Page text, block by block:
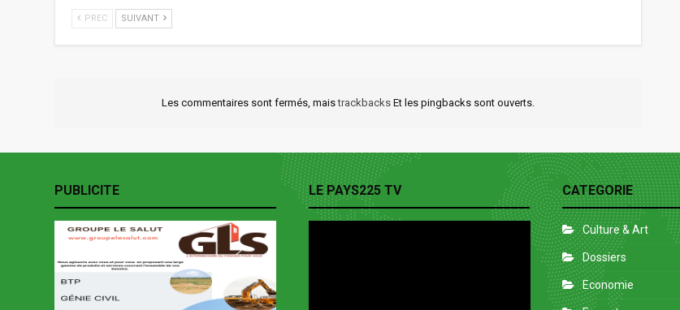
PREC SUIVANT
Les commentaires sont fermés, maistrackbacks Et les pingbacks sont ouverts.
PUBLICITE LE PAYS225 TV CATEGORIE
Culture & Art
Dossiers
Economie